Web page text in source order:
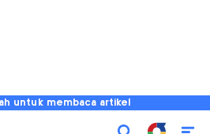
untuk membaca artikel